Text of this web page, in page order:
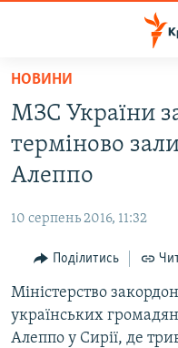
Перейти
основного
матеріалу
Перейти
до
основної
навігації
Перейти
пошуку
ВОДА.КРИМ
ВІДЕО ТА ФОТО
БЛОГИ
ПОГЛЯД
ІНТЕРВ'Ю
ВСЕ ЗА ДЕНЬ
НОВИНИ
МЗС України
терміново
Алеппо
10 серпень 2016, 11:32
Поділитись
Міністерство
українських громадян
Алеппо у Сирії, де